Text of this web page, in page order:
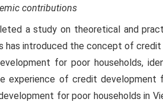
contributions
a study on theoretical and
has introduced the concept of
for poor households,
experience of credit
for poor households in